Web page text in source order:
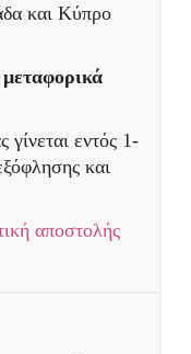
και Κύπρο
εντός 1-
και
αποστολής